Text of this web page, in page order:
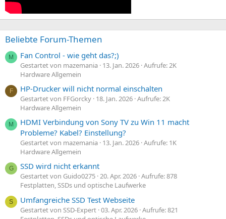
Beliebte Forum-Themen
M Fan Control - wie geht das?;)
Gestartet von mazemania 13. Jan. 2026 Aufrufe: 2K
Hardware Allgemein
F HP-Drucker will nicht normal einschalten
Gestartet von FFGorcky 18. Jan. 2026 Aufrufe: 2K
Hardware Allgemein
M
HDMI Verbindung von Sony TV zu Win 11 macht
Probleme? Kabel? Einstellung?
Gestartet von mazemania 13. Jan. 2026 Aufrufe: 1K
Hardware Allgemein
G SSD wird nicht erkannt
Gestartet von Guido0275 20. Apr. 2026 Aufrufe: 878
Festplatten, SSDs und optische Laufwerke
S Umfangreiche SSD Test Webseite
Gestartet von SSD-Expert 03. Apr. 2026 Aufrufe: 821